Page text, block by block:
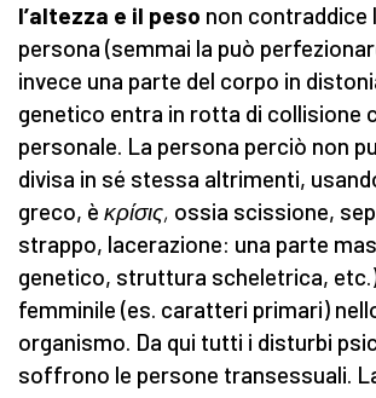
l’altezza e il peso non contraddice
persona (semmai la può
invece una parte del corpo in
genetico entra in rotta di collisione
personale. La persona perciò non
divisa in sé stessa altrimenti,
greco, è κρίσις, ossia scissione,
strappo, lacerazione: una parte
genetico, struttura scheletrica,
femminile (es. caratteri primari)
organismo. Da qui tutti i disturbi
soffrono le persone transessuali.